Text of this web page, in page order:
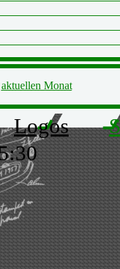
aktuellen Monat
Logos